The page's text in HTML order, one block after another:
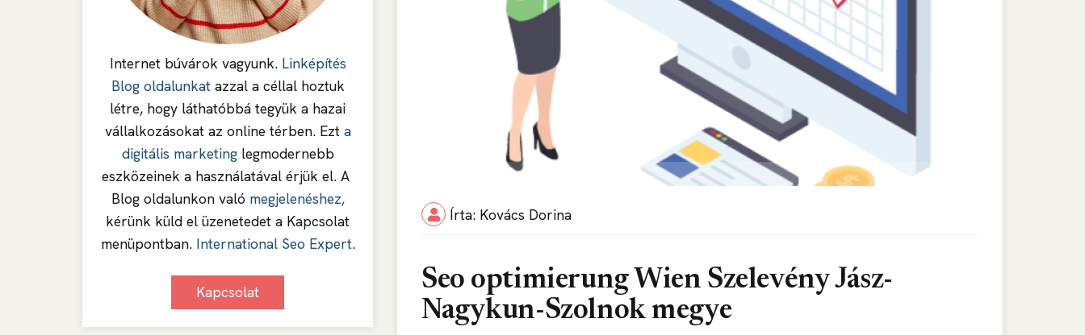
Internet búvárok vagyunk. Linképítés
Blog oldalunkatazzal a céllal hoztuk
létre, hogy láthatóbbá tegyük a hazai
vállalkozásokat az online térben. Ezt a
digitális marketinglegmodernebb
eszközeinek a használatával érjük el. A
Blog oldalunkon való megjelenéshez,
kérünk küld el üzenetedet a Kapcsolat
menüpontban. International Seo Expert.
Kapcsolat
Írta: Kovács Dorina
Seo optimierung Wien Szelevény Jász-
Nagykun-Szolnok megye